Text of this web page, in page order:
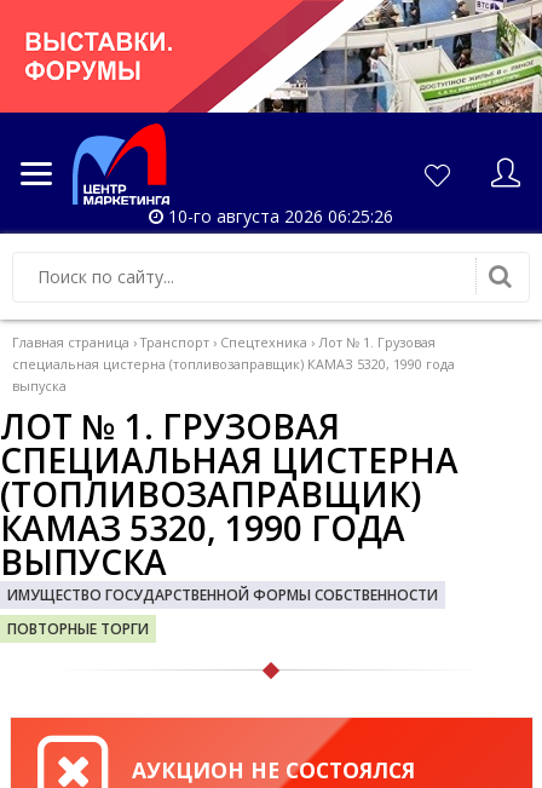
10-го августа 2026 06:25:27
Главная страница › Транспорт › Спецтехника › Лот № 1. Грузовая
специальная цистерна (топливозаправщик) КАМАЗ 5320, 1990 года
выпуска
ЛОТ № 1. ГРУЗОВАЯ
СПЕЦИАЛЬНАЯ ЦИСТЕРНА
(ТОПЛИВОЗАПРАВЩИК)
КАМАЗ 5320, 1990 ГОДА
ВЫПУСКА
ИМУЩЕСТВО ГОСУДАРСТВЕННОЙ ФОРМЫ СОБСТВЕННОСТИ
ПОВТОРНЫЕ ТОРГИ
АУКЦИОН НЕ СОСТОЯЛСЯ